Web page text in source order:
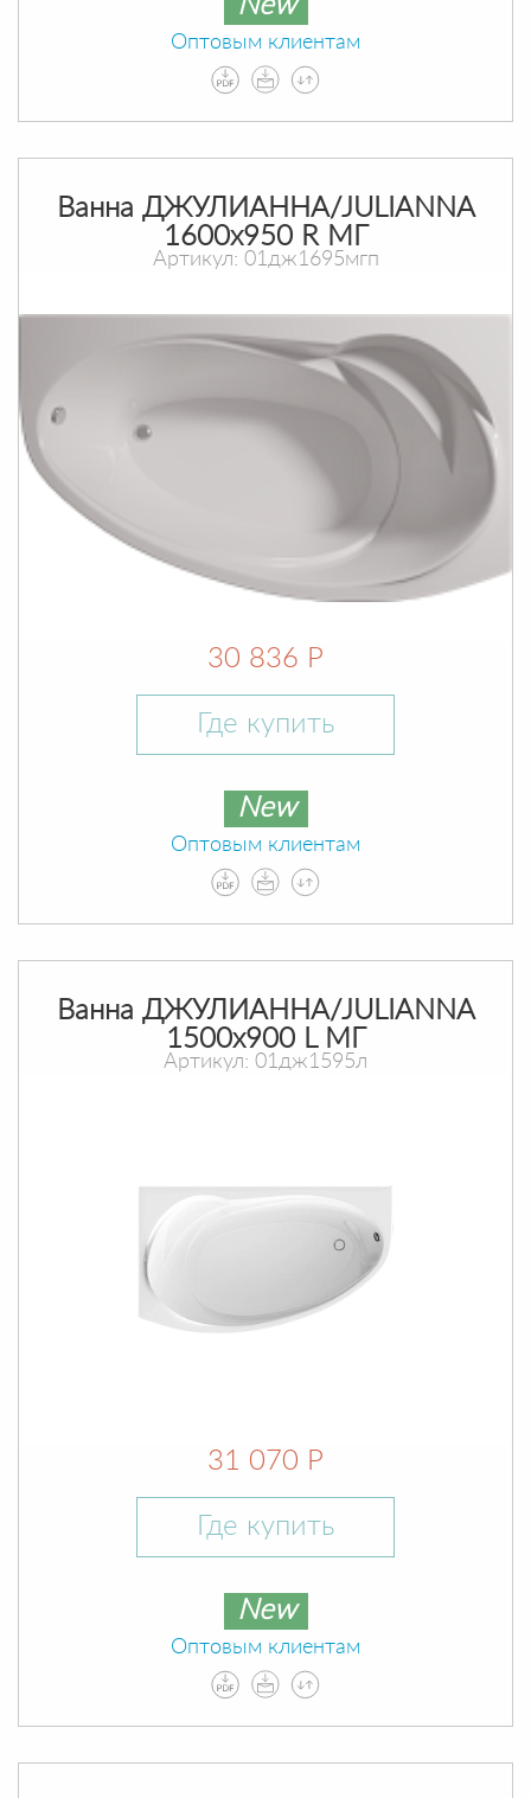
New
Оптовым клиентам
Ванна ДЖУЛИАННА/JULIANNA
1600х950 R МГ
Артикул: 01дж1695мгп
30 836 Р
Где купить
New
Оптовым клиентам
Ванна ДЖУЛИАННА/JULIANNA
1500х900 L МГ
Артикул: 01дж1595л
31 070 Р
Где купить
New
Оптовым клиентам